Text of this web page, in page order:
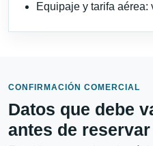
Equipaje y tarifa
CONFIRMACIÓN COMERCIAL
Datos que debe
antes de reservar